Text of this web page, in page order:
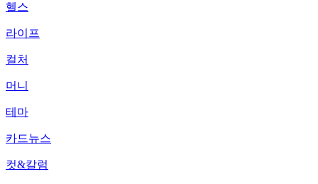
헬스
라이프
컬처
머니
테마
카드뉴스
컷&칼럼